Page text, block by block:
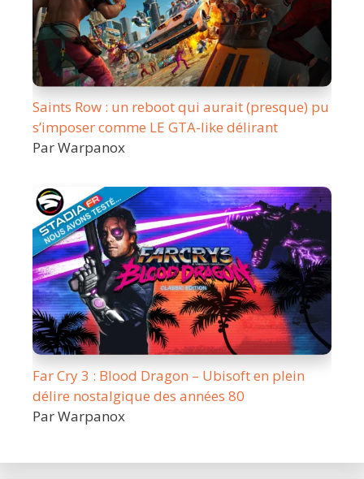
Saints Row : un reboot qui aurait (presque) pu
s’imposer comme LE GTA-like délirant
Par Warpanox
Far Cry 3 : Blood Dragon – Ubisoft en plein
délire nostalgique des années 80
Par Warpanox